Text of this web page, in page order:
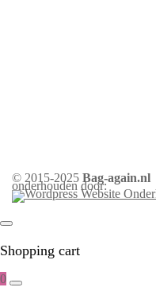
© 2015-2025 Bag-again.nl
onderhouden door:
Shopping cart
0